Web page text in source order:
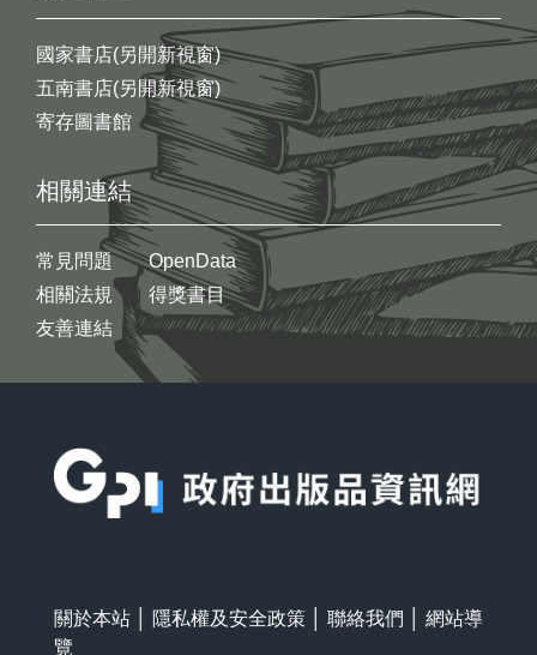
國家書店(另開新視窗)
五南書店(另開新視窗)
寄存圖書館
相關連結
常見問題
相關法規
友善連結
OpenData
得獎書目
關於本站 隱私權及安全政策 聯絡我們
網站導
覽